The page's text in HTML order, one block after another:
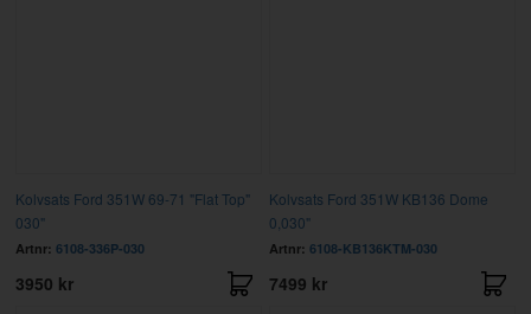
Kolvsats Ford 351W 69-71 "Flat Top"
030"
Artnr: 6108-336P-030
3950 kr
Kolvsats Ford 351W KB136 Dome
0,030"
Artnr: 6108-KB136KTM-030
7499 kr